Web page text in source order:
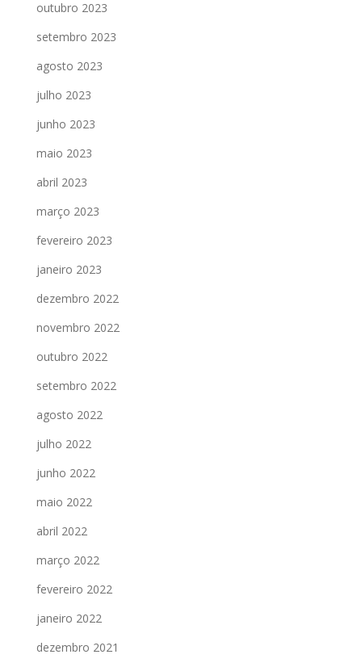
outubro 2023
setembro 2023
agosto 2023
julho 2023
junho 2023
maio 2023
abril 2023
março 2023
fevereiro 2023
janeiro 2023
dezembro 2022
novembro 2022
outubro 2022
setembro 2022
agosto 2022
julho 2022
junho 2022
maio 2022
abril 2022
março 2022
fevereiro 2022
janeiro 2022
dezembro 2021